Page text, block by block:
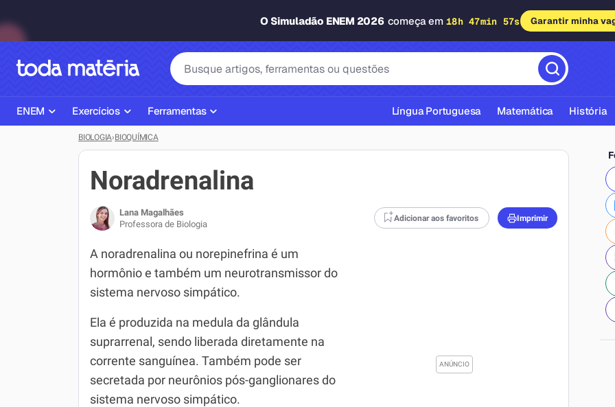
O Simuladão ENEM 2026 começa em 18h 47min 56s Garantir minha
ENEM
Página Inicial ENEM
Plano de Estudos
Corretor de Redação
Exercícios ENEM
Simulados ENEM
Exercícios
ENEM
Matemática
História
Biologia
Inglês
Química
Todos os Exercícios
Ferramentas
Ajudante de Dever de Casa
Corretor de Redação
Gerador Referências Bibliográficas ABNT
Língua Portuguesa Matemática História
BIOLOGIA›BIOQUÍMICA
Noradrenalina
Lana Magalhães
Professora de Biologia
Adicionar aos favoritos Imprimir
A noradrenalina ou norepinefrina é um
hormônio e também um neurotransmissor do
sistema nervoso simpático.
Ela é produzida na medula da glândula
suprarrenal, sendo liberada diretamente na
corrente sanguínea. Também pode ser
secretada por neurônios pós-ganglionares do
sistema nervoso simpático.